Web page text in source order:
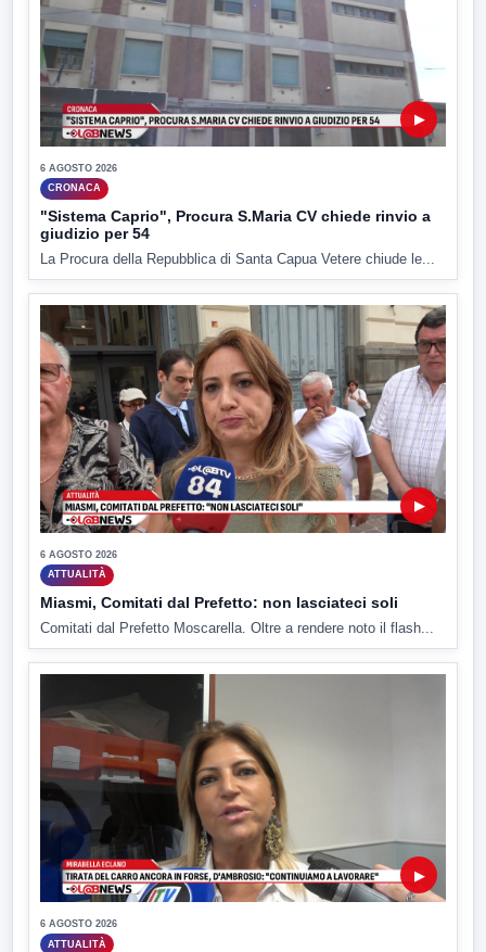
▶
6 AGOSTO 2026
CRONACA
"Sistema Caprio", Procura S.Maria CV chiede rinvio a
giudizio per 54
La Procura della Repubblica di Santa Capua Vetere chiude le...
▶
6 AGOSTO 2026
ATTUALITÀ
Miasmi, Comitati dal Prefetto: non lasciateci soli
Comitati dal Prefetto Moscarella. Oltre a rendere noto il flash...
▶
6 AGOSTO 2026
ATTUALITÀ